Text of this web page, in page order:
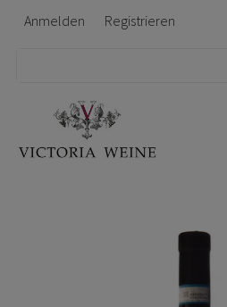
Anmelden Registrieren